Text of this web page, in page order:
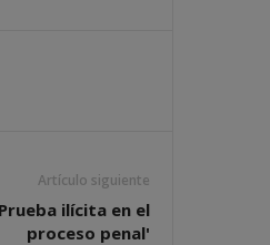
Artículo siguiente
ilícita en el
proceso penal'